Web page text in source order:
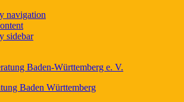
navigation
sidebar
Baden-Württemberg e. V.
Baden Württemberg